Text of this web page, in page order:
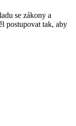
se zákony a
postupovat tak, aby